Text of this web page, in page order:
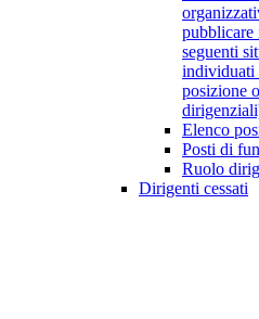
pubblicare
seguenti
individuati
posizione
Elenco
Posti di
Ruolo
Dirigenti cessati